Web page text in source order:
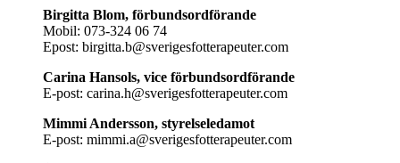
Birgitta Blom, förbundsordförande
Mobil: 073-324 06 74
Epost: birgitta.b@sverigesfotterapeuter.com
Carina Hansols, vice förbundsordförande
E-post: carina.h@sverigesfotterapeuter.com
Mimmi Andersson, styrelseledamot
E-post: mimmi.a@sverigesfotterapeuter.com